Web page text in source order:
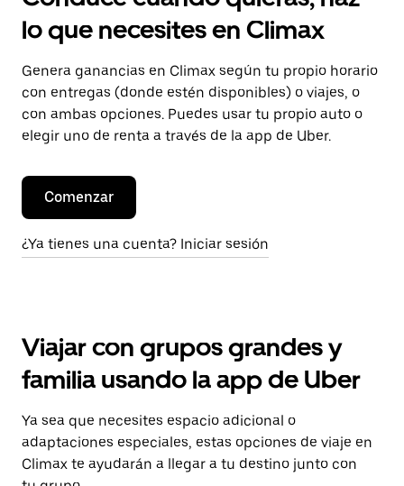
lo que necesites en Climax
Genera ganancias en Climax según tu propio horario
con entregas (donde estén disponibles) o viajes, o
con ambas opciones. Puedes usar tu propio auto o
elegir uno de renta a través de la app de Uber.
Comenzar
¿Ya tienes una cuenta? Iniciar sesión
Viajar con grupos grandes y
familia usando la app de Uber
Ya sea que necesites espacio adicional o
adaptaciones especiales, estas opciones de viaje en
Climax te ayudarán a llegar a tu destino junto con